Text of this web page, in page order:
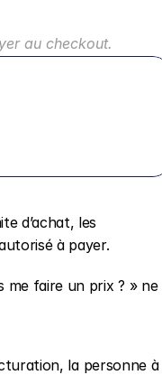
au checkout.
d’achat, les
à payer.
me faire un prix ? » ne
la personne à